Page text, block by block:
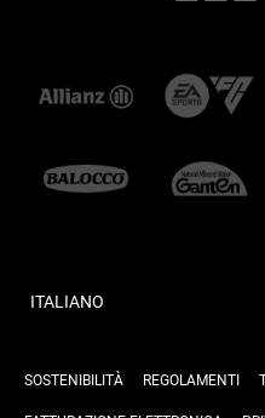
ITALIANO
SOSTENIBILITÀ REGOLAMENTI